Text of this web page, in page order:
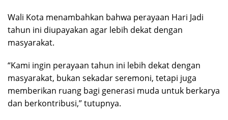
Wali Kota menambahkan bahwa perayaan Hari Jadi
tahun ini diupayakan agar lebih dekat dengan
masyarakat.
“Kami ingin perayaan tahun ini lebih dekat dengan
masyarakat, bukan sekadar seremoni, tetapi juga
memberikan ruang bagi generasi muda untuk berkarya
dan berkontribusi,” tutupnya.